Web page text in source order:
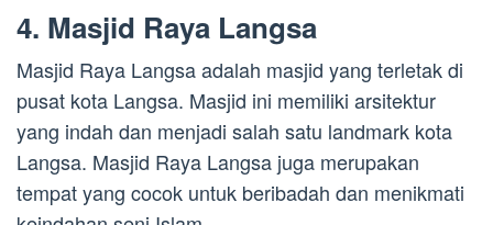
4. Masjid Raya Langsa
Masjid Raya Langsa adalah masjid yang terletak di
pusat kota Langsa. Masjid ini memiliki arsitektur
yang indah dan menjadi salah satu landmark kota
Langsa. Masjid Raya Langsa juga merupakan
tempat yang cocok untuk beribadah dan menikmati